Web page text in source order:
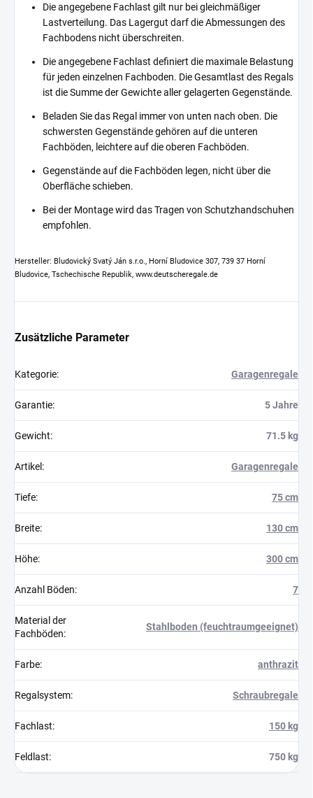
Die angegebene Fachlast gilt nur bei gleichmäßiger
Lastverteilung. Das Lagergut darf die Abmessungen des
Fachbodens nicht überschreiten.
Die angegebene Fachlast definiert die maximale Belastung
für jeden einzelnen Fachboden. Die Gesamtlast des Regals
ist die Summe der Gewichte aller gelagerten Gegenstände.
Beladen Sie das Regal immer von unten nach oben. Die
schwersten Gegenstände gehören auf die unteren
Fachböden, leichtere auf die oberen Fachböden.
Gegenstände auf die Fachböden legen, nicht über die
Oberfläche schieben.
Bei der Montage wird das Tragen von Schutzhandschuhen
empfohlen.
Hersteller: Bludovický Svatý Ján s.r.o., Horní Bludovice 307, 739 37 Horní
Bludovice, Tschechische Republik, www.deutscheregale.de
Zusätzliche Parameter
Kategorie: Garagenregale
Garantie: 5 Jahre
Gewicht: 71.5 kg
Artikel : Garagenregale
Tiefe: 75 cm
Breite: 130 cm
Höhe: 300 cm
Anzahl Böden: 7
Material der
Fachböden:
Stahlboden (feuchtraumgeeignet)
Farbe: anthrazit
Regalsystem: Schraubregale
Fachlast: 150 kg
Feldlast: 750 kg